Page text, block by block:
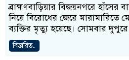
ব্রাহ্মণবাড়িয়ার বিজয়নগরে হাঁসের
নিয়ে বিরোধের জেরে মারামারিতে
ব্যক্তির মৃত্যু হয়েছে। সোমবার
বিস্তারিত..